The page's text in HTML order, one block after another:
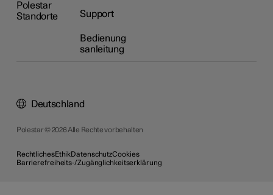
Polestar
Standorte
Support
Bedienung
sanleitung
Polestar © 2026 Alle Rechte vorbehalten
RechtlichesEthikDatenschutzCookies
Barrierefreiheits-/Zugänglichkeitserklärung
Deutschland